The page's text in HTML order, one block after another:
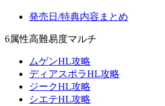
発売日/特典内容まとめ
6属性高難易度マルチ
ムゲンHL攻略
ディアスポラHL攻略
ジークHL攻略
シエテHL攻略